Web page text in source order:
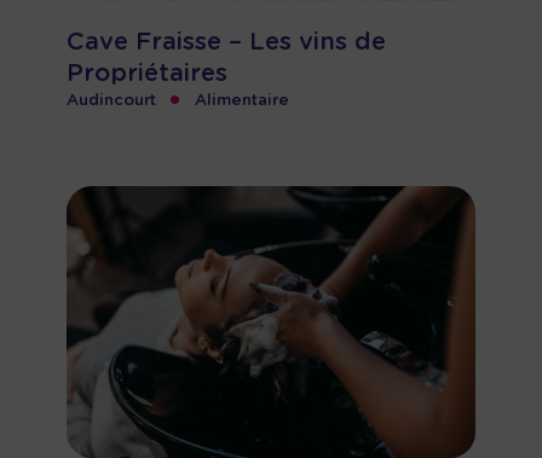
Cave Fraisse – Les vins de
Propriétaires
Audincourt • Alimentaire